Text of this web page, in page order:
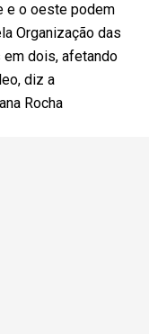
e o oeste podem
Organização das
em dois, afetando
diz a
Rocha